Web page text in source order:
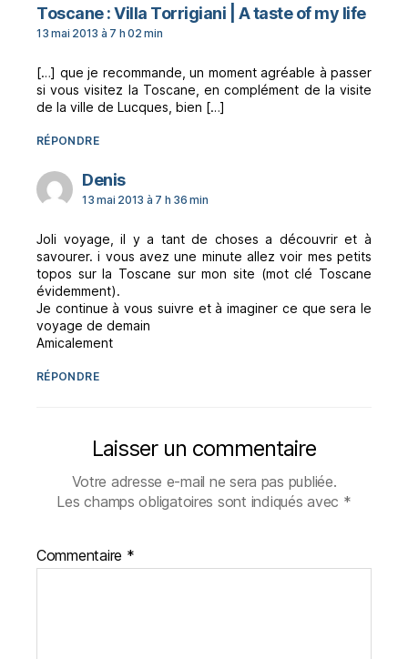
Toscane : Villa Torrigiani | A taste of my lifedit :
13 mai 2013 à 7 h 02 min
[…] que je recommande, un moment agréable à passer
si vous visitez la Toscane, en complément de la visite
de la ville de Lucques, bien […]
RÉPONDRE
Denisdit :
13 mai 2013 à 7 h 36 min
Joli voyage, il y a tant de choses a découvrir et à
savourer. i vous avez une minute allez voir mes petits
topos sur la Toscane sur mon site (mot clé Toscane
évidemment).
Je continue à vous suivre et à imaginer ce que sera le
voyage de demain
Amicalement
RÉPONDRE
Laisser un commentaire
Votre adresse e-mail ne sera pas publiée.
Les champs obligatoires sont indiqués avec *
Commentaire *